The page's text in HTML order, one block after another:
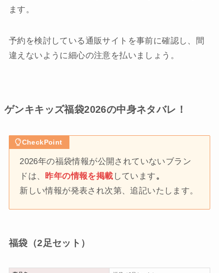
ます。
予約を検討している通販サイトを事前に確認し、間
違えないように細心の注意を払いましょう。
ゲンキキッズ福袋2026の中身ネタバレ！
CheckPoint
2026年の福袋情報が公開されていないブラン
ドは、 昨年の情報を掲載 しています。
新しい情報が発表され次第、追記いたします。
福袋（2足セット）